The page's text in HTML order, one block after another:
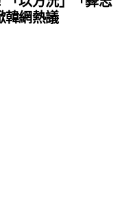
韓網熱議